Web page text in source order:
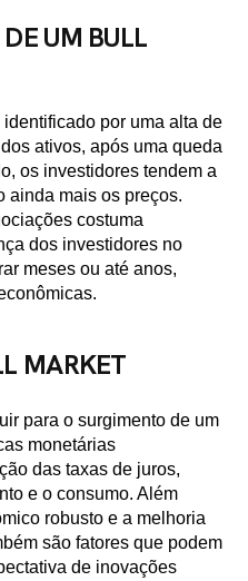
UM BULL
por uma alta de
ativos, após uma queda
os investidores tendem a
ainda mais os preços.
costuma
dos investidores no
meses ou até anos,
MARKET
para o surgimento de um
monetárias
das taxas de juros,
e o consumo. Além
robusto e a melhoria
são fatores que podem
de inovações